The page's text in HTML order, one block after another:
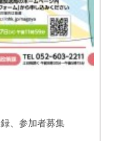
、参加者募集